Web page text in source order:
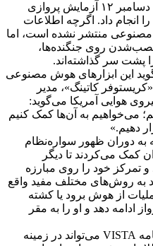
برنامه VISTA در حد فاصل ۱ تا ۱۶ دسامبر ۱۲ آزمایش پروازی
بیش از ۱۷ ساعت را انجام داد. اگرچه اطلاعات
مصنوعی منتشر نشده است، اما
روی جنگنده‌ها،
سر گذاشته‌اند.
این ابزار‌های هوش مصنوعی
کاتینگ»، مدیر
هوایی آمریکا می‌گوید:
می‌خواهیم به آن‌ها کمک کنیم
دهیم.»
دوران ظهور سواره‌نظام
کمک می‌کردند تا دیگر
تمرکز خود را روی مبارزه
به روش‌های مختلف مفید واقع
از هوش برود یا کشته
ادامه دهد و او را به مقر
علاوه‌براین، گفته شده است که برنامه VISTA می‌تواند در زمینه